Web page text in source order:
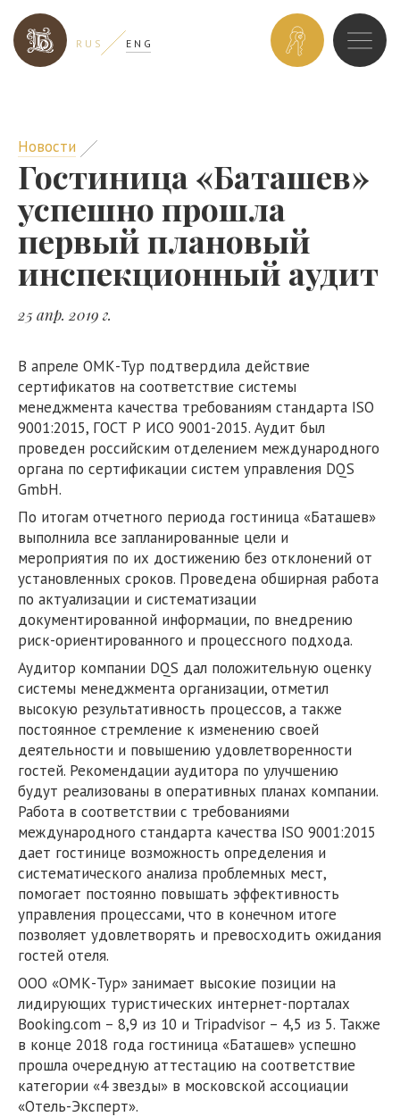
R U S E N G
НОМЕР
Новости
Гостиница «Баташев»
успешно прошла
первый плановый
инспекционный аудит
25 апр. 2019 г.
В апреле ОМК-Тур подтвердила действие
сертификатов на соответствие системы
менеджмента качества требованиям стандарта ISO
9001:2015, ГОСТ Р ИСО 9001-2015. Аудит был
проведен российским отделением международного
органа по сертификации систем управления DQS
GmbH.
По итогам отчетного периода гостиница «Баташев»
выполнила все запланированные цели и
мероприятия по их достижению без отклонений от
установленных сроков. Проведена обширная работа
по актуализации и систематизации
документированной информации, по внедрению
риск-ориентированного и процессного подхода.
Аудитор компании DQS дал положительную оценку
системы менеджмента организации, отметил
высокую результативность процессов, а также
постоянное стремление к изменению своей
деятельности и повышению удовлетворенности
гостей. Рекомендации аудитора по улучшению
будут реализованы в оперативных планах компании.
Работа в соответствии с требованиями
международного стандарта качества ISO 9001:2015
дает гостинице возможность определения и
систематического анализа проблемных мест,
помогает постоянно повышать эффективность
управления процессами, что в конечном итоге
позволяет удовлетворять и превосходить ожидания
гостей отеля.
ООО «ОМК-Тур» занимает высокие позиции на
лидирующих туристических интернет-порталах
Booking.com – 8,9 из 10 и Tripadvisor – 4,5 из 5. Также
в конце 2018 года гостиница «Баташев» успешно
прошла очередную аттестацию на соответствие
категории «4 звезды» в московской ассоциации
«Отель-Эксперт».